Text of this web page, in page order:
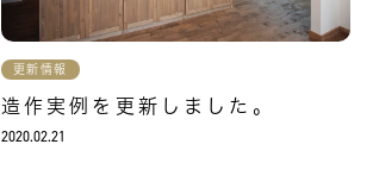
更新情報
造作実例を更新しました。
2020.02.21